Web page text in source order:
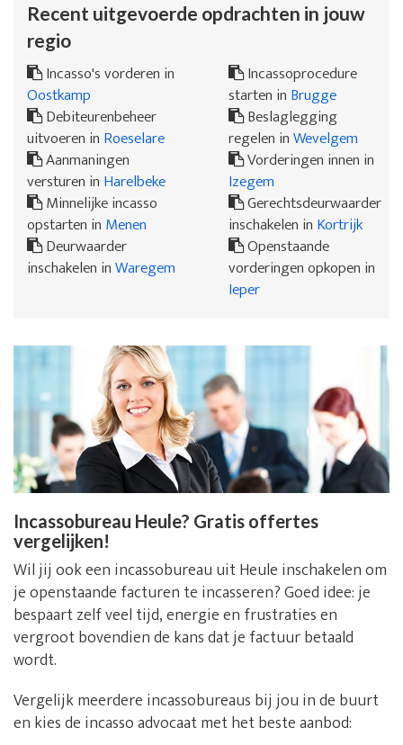
Recent uitgevoerde opdrachten in jouw
regio
Incasso's vorderen in
Oostkamp
Debiteurenbeheer
uitvoeren in Roeselare
Aanmaningen
versturen in Harelbeke
Minnelijke incasso
opstarten in Menen
Deurwaarder
inschakelen inWaregem
Incassoprocedure
starten in Brugge
Beslaglegging
regelen inWevelgem
Vorderingen innen in
Izegem
Gerechtsdeurwaarder
inschakelen in Kortrijk
Openstaande
vorderingen opkopen in
Ieper
Incassobureau Heule? Gratis offertes
vergelijken!
Wil jij ook een incassobureau uit Heule inschakelen om
je openstaande facturen te incasseren? Goed idee: je
bespaart zelf veel tijd, energie en frustraties en
vergroot bovendien de kans dat je factuur betaald
wordt.
Vergelijk meerdere incassobureaus bij jou in de buurt
en kies de incasso advocaat met het beste aanbod: